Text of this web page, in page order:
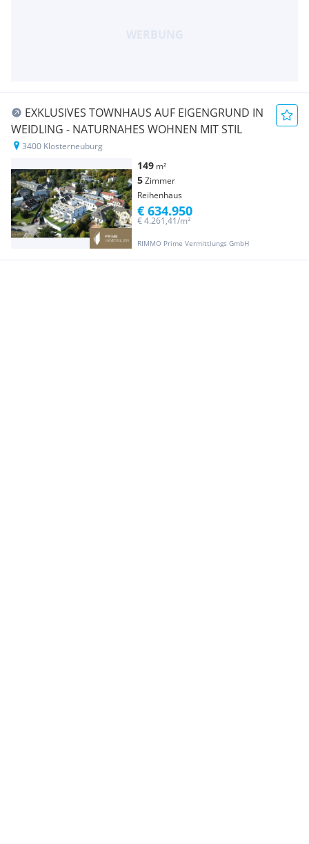
EXKLUSIVES TOWNHAUS AUF EIGENGRUND IN
WEIDLING - NATURNAHES WOHNEN MIT STIL
3400 Klosterneuburg
149 m²
5Zimmer
Reihenhaus
RIMMO Prime Vermittlungs GmbH
€ 4.261,41/m²
€ 634.950